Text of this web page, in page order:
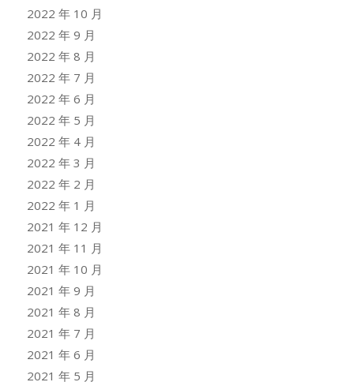
2022 年 10 月
2022 年 9 月
2022 年 8 月
2022 年 7 月
2022 年 6 月
2022 年 5 月
2022 年 4 月
2022 年 3 月
2022 年 2 月
2022 年 1 月
2021 年 12 月
2021 年 11 月
2021 年 10 月
2021 年 9 月
2021 年 8 月
2021 年 7 月
2021 年 6 月
2021 年 5 月